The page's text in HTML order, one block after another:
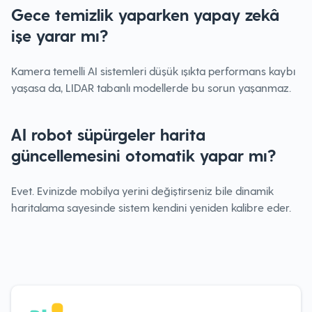
Gece temizlik yaparken yapay zekâ
işe yarar mı?
Kamera temelli AI sistemleri düşük ışıkta performans kaybı
yaşasa da, LIDAR tabanlı modellerde bu sorun yaşanmaz.
AI robot süpürgeler harita
güncellemesini otomatik yapar mı?
Evet. Evinizde mobilya yerini değiştirseniz bile dinamik
haritalama sayesinde sistem kendini yeniden kalibre eder.